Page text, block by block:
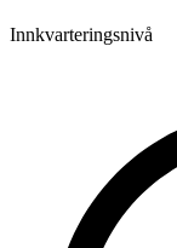
Innkvarteringsnivå